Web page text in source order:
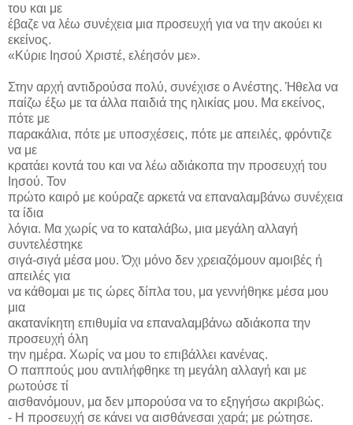
του και με
έβαζε να λέω συνέχεια μια προσευχή για να την ακούει κι
εκείνος.
«Κύριε Ιησού Χριστέ, ελέησόν με».
Στην αρχή αντιδρούσα πολύ, συνέχισε ο Ανέστης. Ήθελα να
παίζω έξω με τα άλλα παιδιά της ηλικίας μου. Μα εκείνος,
πότε με
παρακάλια, πότε με υποσχέσεις, πότε με απειλές, φρόντιζε
να με
κρατάει κοντά του και να λέω αδιάκοπα την προσευχή του
Ιησού. Τον
πρώτο καιρό με κούραζε αρκετά να επαναλαμβάνω συνέχεια
τα ίδια
λόγια. Μα χωρίς να το καταλάβω, μια μεγάλη αλλαγή
συντελέστηκε
σιγά-σιγά μέσα μου. Όχι μόνο δεν χρειαζόμουν αμοιβές ή
απειλές για
να κάθομαι με τις ώρες δίπλα του, μα γεννήθηκε μέσα μου
μια
ακατανίκητη επιθυμία να επαναλαμβάνω αδιάκοπα την
προσευχή όλη
την ημέρα. Χωρίς να μου το επιβάλλει κανένας.
Ο παππούς μου αντιλήφθηκε τη μεγάλη αλλαγή και με
ρωτούσε τί
αισθανόμουν, μα δεν μπορούσα να το εξηγήσω ακριβώς.
- Η προσευχή σε κάνει να αισθάνεσαι χαρά; με ρώτησε.